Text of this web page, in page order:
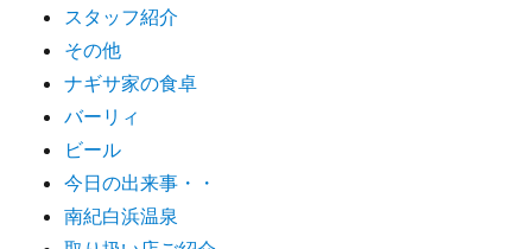
スタッフ紹介
その他
ナギサ家の食卓
バーリィ
ビール
今日の出来事・・
南紀白浜温泉